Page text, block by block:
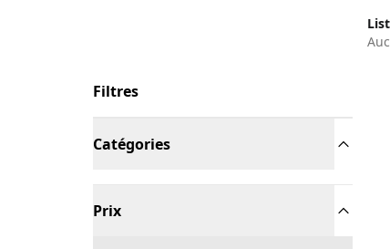
Filtres
Catégories
Prix